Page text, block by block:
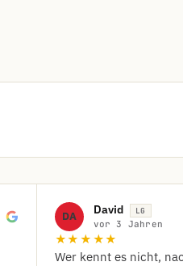
DA David LG
vor 3 Jahren
★★★★★
Wer kennt es nicht,